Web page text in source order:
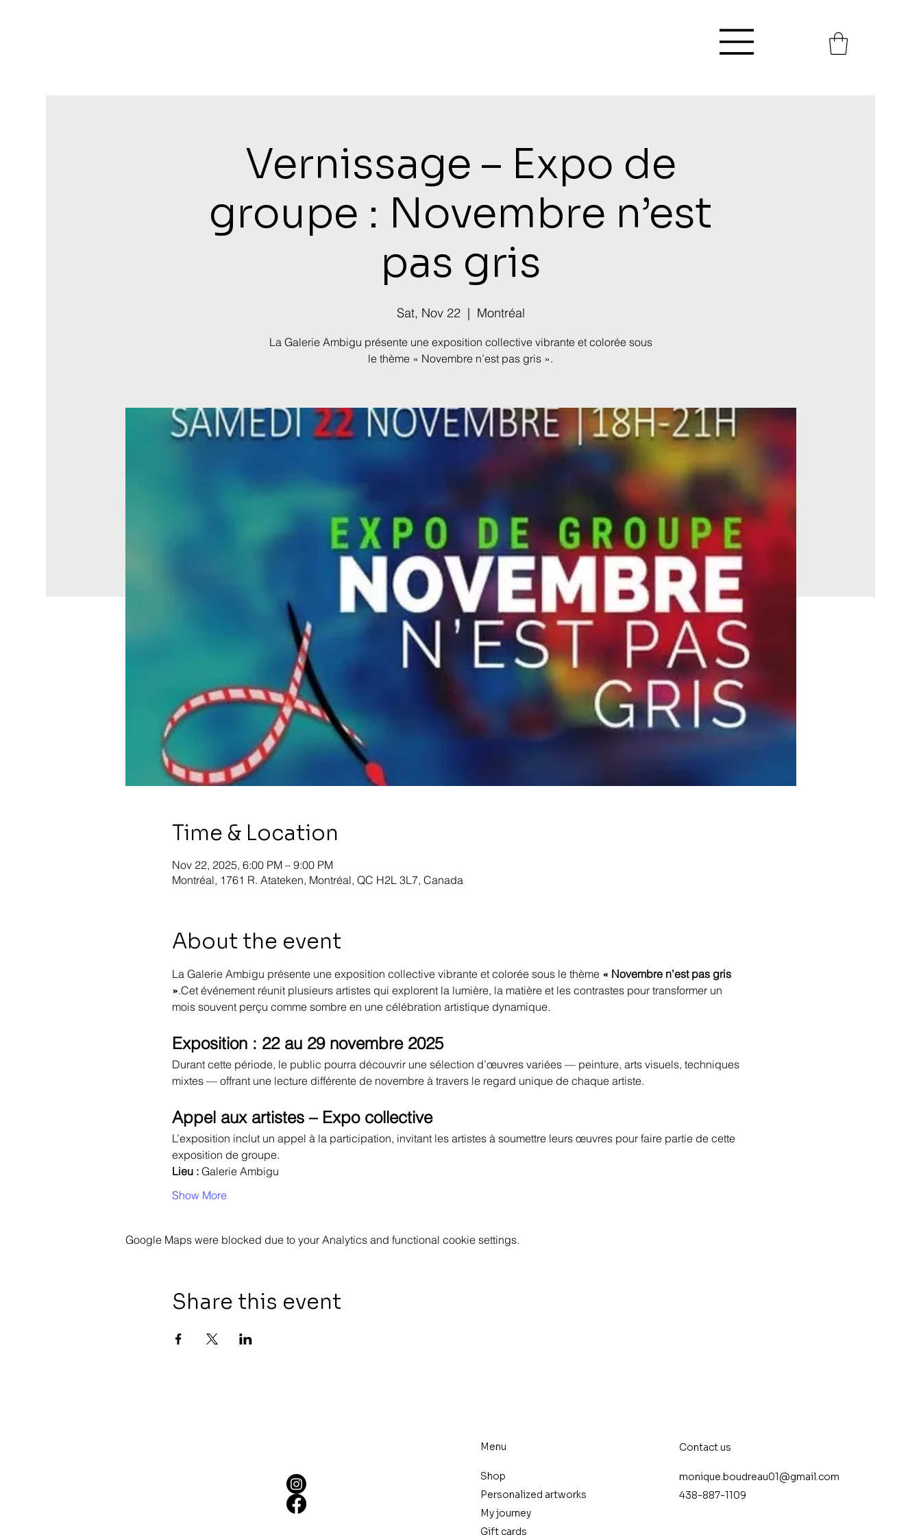
Vernissage – Expo de
groupe : Novembre n’est
pas gris
Sat, Nov 22
  |
Montréal
La Galerie Ambigu présente une exposition collective vibrante et colorée sous
Time & Location
Nov 22, 2025, 6:00 PM – 9:00 PM
Montréal, 1761 R. Atateken, Montréal, QC H2L 3L7, Canada
About the event
La Galerie Ambigu présente une exposition collective vibrante et colorée sous le thème « Novembre n’est pas gris
».Cet événement réunit plusieurs artistes qui explorent la lumière, la matière et les contrastes pour transformer un
mois souvent perçu comme sombre en une célébration artistique dynamique.
Exposition : 22 au 29 novembre 2025
Durant cette période, le public pourra découvrir une sélection d’œuvres variées — peinture, arts visuels, techniques
mixtes — offrant une lecture différente de novembre à travers le regard unique de chaque artiste.
Appel aux artistes – Expo collective
L’exposition inclut un appel à la participation, invitant les artistes à soumettre leurs œuvres pour faire partie de cette
exposition de groupe.
Lieu : Galerie Ambigu
Show More
Google Maps were blocked due to your Analytics and functional cookie settings.
Share this event
Menu
Shop
Personalized artworks
My journey
Gift cards
Contact us
monique.boudreau01@gmail.com
438-887-1109